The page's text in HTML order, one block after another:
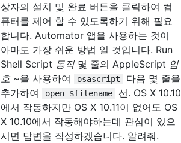
상자의 설치 및 완료 버튼을 클릭하여 컴
퓨터를 제어 할 수 있도록하기 위해 필요
합니다. Automator 앱을 사용하는 것이
아마도 가장 쉬운 방법 일 것입니다. Run
Shell Script 동작 몇 줄의 AppleScript 암
호 ~을 사용하여 osascript
다음 몇 줄을
추가하여
open $filename
선. OS X 10.10
에서 작동하지만 OS X 10.11이 없어도 OS
X 10.10에서 작동해야하는데 관심이 있으
시면 답변을 작성하겠습니다. 알려줘.